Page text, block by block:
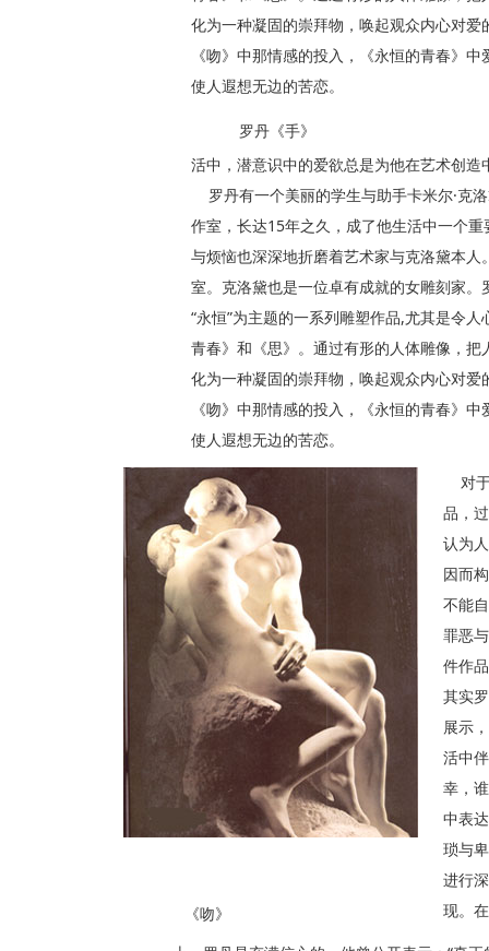
化为一种凝固的崇拜物，唤起观众内心对爱
《吻》中那情感的投入，《永恒的青春》
使人遐想无边的苦恋。
罗丹《手》
活中，潜意识中的爱欲总是为他在艺术创造
罗丹有一个美丽的学生与助手卡米尔·克
作室，长达15年之久，成了他生活中一个
与烦恼也深深地折磨着艺术家与克洛黛本人
室。克洛黛也是一位卓有成就的女雕刻家
“永恒”为主题的一系列雕塑作品,尤其是令
青春》和《思》。通过有形的人体雕像，
化为一种凝固的崇拜物，唤起观众内心对爱
《吻》中那情感的投入，《永恒的青春》
使人遐想无边的苦恋。
对于
品，
认为
因而
不能
罪恶
件作
其实
展示
活中
幸，
中表
琐与
进行
现。
《吻》